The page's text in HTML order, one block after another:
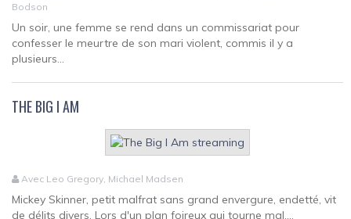
Bodson
Un soir, une femme se rend dans un commissariat pour
confesser le meurtre de son mari violent, commis il y a
plusieurs...
THE BIG I AM
Avec Leo Gregory, Michael Madsen
Mickey Skinner, petit malfrat sans grand envergure, endetté, vit
de délits divers. Lors d'un plan foireux qui tourne mal,...